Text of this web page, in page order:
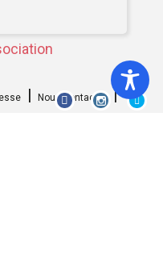
Nous contacter